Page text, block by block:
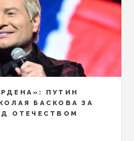
ПУТИН
БАСКОВА ЗА
ОТЕЧЕСТВОМ